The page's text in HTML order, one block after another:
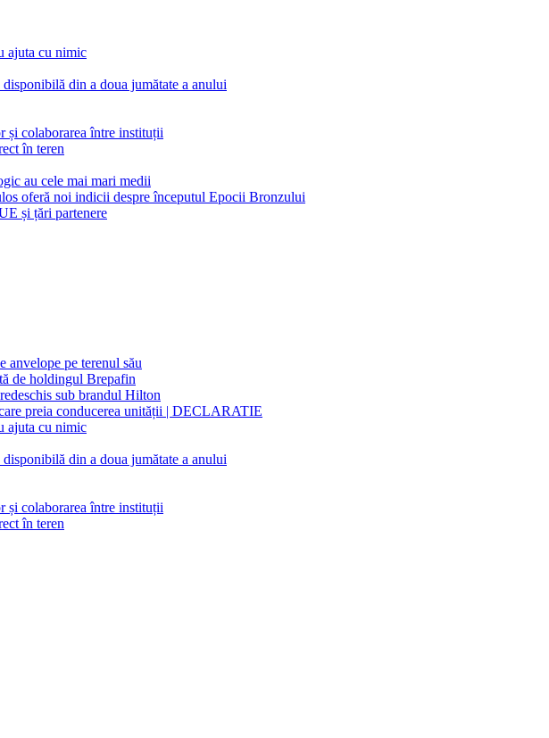
ajuta cu nimic
din a doua jumătate a anului
și colaborarea între instituții
în teren
au cele mai mari medii
oferă noi indicii despre începutul Epocii Bronzului
și țări partenere
anvelope pe terenul său
de holdingul Brepafin
sub brandul Hilton
preia conducerea unității | DECLARATIE
ajuta cu nimic
din a doua jumătate a anului
și colaborarea între instituții
în teren